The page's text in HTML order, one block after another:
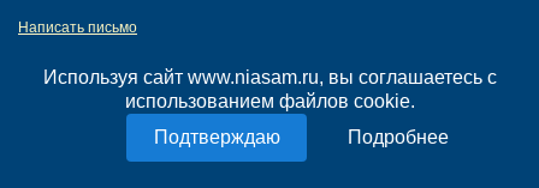
Используя сайт www.niasam.ru, вы соглашаетесь с
использованием файлов cookie.
Подробнее
Написать письмо
Нашли ошибку?
Политика конфиденциальности